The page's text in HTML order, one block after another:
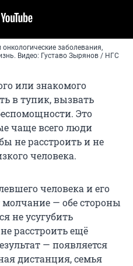
заболевания,
Видео: Густаво Зырянов / НГС
или знакомого
в тупик, вызвать
Это
чаще всего люди
не расстроить и не
человека.
человека и его
— обе стороны
не усугубить
расстроить ещё
— появляется
дистанция, семья